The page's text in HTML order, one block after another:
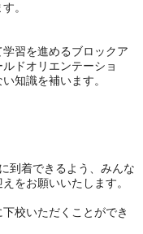
。
習を進めるブロックア
ドオリエンテーショ
知識を補います。
到着できるよう、みんな
をお願いいたします。
校いただくことができ